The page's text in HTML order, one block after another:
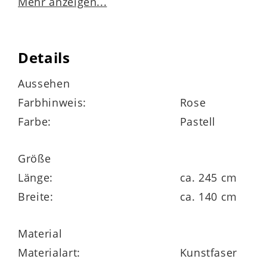
Details
Aussehen
Farbhinweis:
Rose
Farbe:
Pastell
Größe
Länge:
ca. 245 cm
Breite:
ca. 140 cm
Material
Materialart:
Kunstfaser